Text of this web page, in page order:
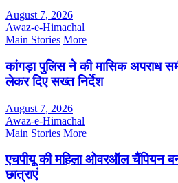
August 7, 2026
Awaz-e-Himachal
Main Stories More
कांगड़ा पुलिस ने की मासिक अपराध
लेकर दिए सख्त निर्देश
August 7, 2026
Awaz-e-Himachal
Main Stories More
एचपीयू की महिला ओवरऑल चैंपियन
छात्राएं